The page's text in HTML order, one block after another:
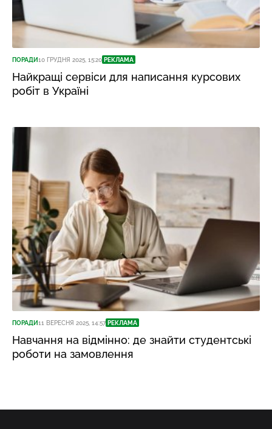
ПОРАДИ10 ГРУДНЯ 2025, 15:20 РЕКЛАМА
Найкращі сервіси для написання курсових
робіт в Україні
ПОРАДИ11 ВЕРЕСНЯ 2025, 14:57 РЕКЛАМА
Навчання на відмінно: де знайти студентські
роботи на замовлення